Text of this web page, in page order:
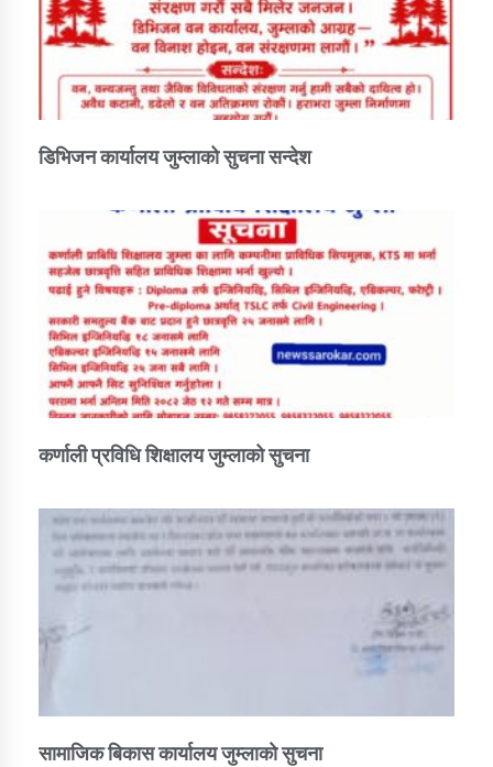
डिभिजन कार्यालय जुम्लाको सुचना सन्देश
कर्णाली प्रविधि शिक्षालय जुम्लाको सुचना
सामाजिक बिकास कार्यालय जुम्लाकाे सुचना